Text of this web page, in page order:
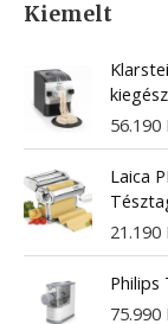
Kiemelt
56.190
Laica
21.190
Philips
75.990